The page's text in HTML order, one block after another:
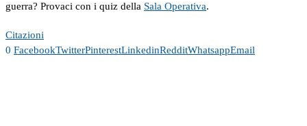
guerra? Provaci con i quiz della Sala Operativa.
Citazioni
0 FacebookTwitterPinterestLinkedinRedditWhatsappEmail